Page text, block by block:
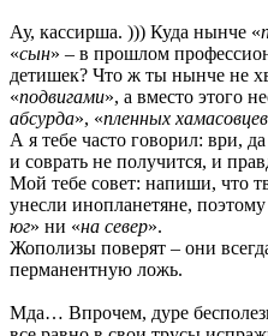
Ау, кассирша. ))) Куда нынче «
«сын» – в прошлом
детишек? Что ж ты нынче не
«подвигами», а вместо этого
абсурда», «пленных хамасовцев
А я тебе часто говорил: ври,
и соврать не получится, и
Мой тебе совет: напиши, что
унесли инопланетяне,
юг» ни «на север».
Жополизы поверят – они
перманентную ложь.
Мда… Впрочем, дуре